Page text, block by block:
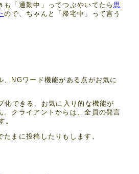
も「通勤中」ってつぶやいてたら 思
ので、ちゃんと「帰宅中」って言う
、NGワード機能がある点がお気に
化できる、お気に入り的な機能が
。クライアントからは、全員の発言
。
たまに投稿したりもします。